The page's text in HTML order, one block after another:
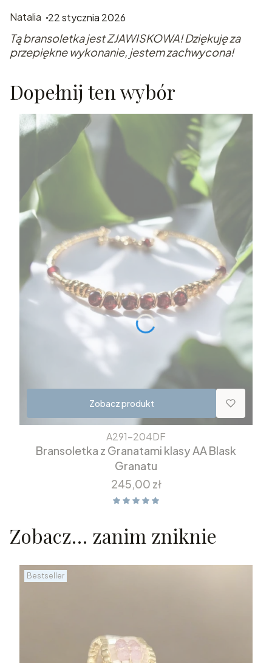
Natalia 22 stycznia 2026
Tą bransoletka jest ZJAWISKOWA! Dziękuję za
przepiękne wykonanie, jestem zachwycona!
Dopełnij ten wybór
Zobacz produkt
A291-204DF
Bransoletka z Granatami klasy AA Blask
Granatu
Cena
245,00 zł
Zobacz… zanim zniknie
Bestseller